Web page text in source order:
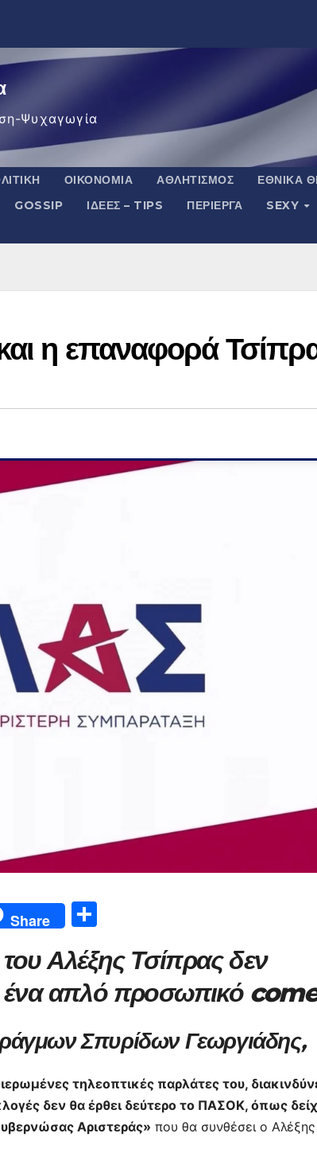
Ψυχαγωγία
ΟΙΚΟΝΟΜΊΑ ΑΘΛΗΤΙΣΜΌΣ ΕΘΝΙΚΆ
GOSSIP ΙΔΈΕΣ – TIPS ΠΕΡΊΕΡΓΑ SEXY
η επαναφορά
Share
ρ
α
τε
ε
τουΑλέξης Τσίπραςδεν
ένα απλό προσωπικό
Σπυρίδων Γεωργιάδης,
τηλεοπτικές παρλάτες του,
δεν θα έρθει δεύτερο το ΠΑΣΟΚ, όπως
Αριστεράς» που θα συνθέσει ο Αλέξης